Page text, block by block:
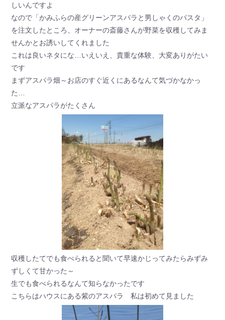
しいんですよ
なので「かみふらの産グリーンアスパラと男しゃくのパスタ」
を注文したところ、オーナーの斎藤さんが野菜を収穫してみま
せんかとお誘いしてくれました
これは良いネタにな…いえいえ、貴重な体験、大変ありがたい
です
まずアスパラ畑～お店のすぐ近くにあるなんて気づかなかっ
た…
立派なアスパラがたくさん
収穫したてでも食べられると聞いて早速かじってみたらみずみ
ずしくて甘かった～
生でも食べられるなんて知らなかったです
こちらはハウスにある紫のアスパラ 私は初めて見ました